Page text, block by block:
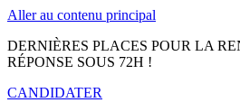
Aller au contenu principal
DERNIÈRES PLACES POUR LA
RÉPONSE SOUS 72H !
CANDIDATER